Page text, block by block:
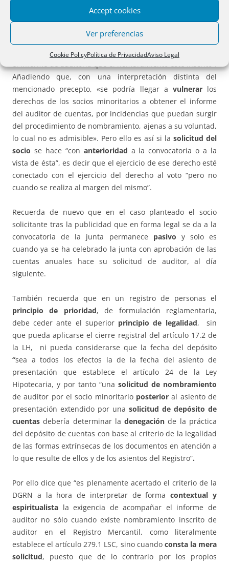
Accept cookies
Ver preferencias
Cookie PolicyPolítica de PrivacidadAviso Legal
que “considera que con la reforma operada
que modifica el artículo 279.1 LSC, no puede entenderse
que sea preceptivo para exigir la necesidad de acompañar
el informe de auditoría que el nombramiento esté inscrito”.
Añadiendo que, con una interpretación distinta del
mencionado precepto, «se podría llegar a vulnerar los
derechos de los socios minoritarios a obtener el informe
del auditor de cuentas, por incidencias que puedan surgir
del procedimiento de nombramiento, ajenas a su voluntad,
lo cual no es admisible». Pero ello es así si la solicitud del
socio se hace “con anterioridad a la convocatoria o a la
vista de ésta”, es decir que el ejercicio de ese derecho esté
conectado con el ejercicio del derecho al voto “pero no
cuando se realiza al margen del mismo”.
Recuerda de nuevo que en el caso planteado el socio
solicitante tras la publicidad que en forma legal se da a la
convocatoria de la junta permanece pasivo y solo es
cuando ya se ha celebrado la junta con aprobación de las
cuentas anuales hace su solicitud de auditor, al día
siguiente.
También recuerda que en un registro de personas el
principio de prioridad, de formulación reglamentaria,
debe ceder ante el superior principio de legalidad, sin
que pueda aplicarse el cierre registral del artículo 17.2 de
la LH, ni pueda considerarse que la fecha del depósito
“sea a todos los efectos la de la fecha del asiento de
presentación que establece el artículo 24 de la Ley
Hipotecaria, y por tanto “una solicitud de nombramiento
de auditor por el socio minoritario posterior al asiento de
presentación extendido por una solicitud de depósito de
cuentas debería determinar ladenegación de la práctica
del depósito de cuentas con base al criterio de la legalidad
de las formas extrínsecas de los documentos en atención a
lo que resulte de ellos y de los asientos del Registro”.
Por ello dice que “es plenamente acertado el criterio de la
DGRN a la hora de interpretar de formacontextual y
espiritualista la exigencia de acompañar el informe de
auditor no sólo cuando existe nombramiento inscrito de
auditor en el Registro Mercantil, como literalmente
establece el artículo 279.1 LSC, sino cuando consta la mera
solicitud, puesto que de lo contrario por los propios